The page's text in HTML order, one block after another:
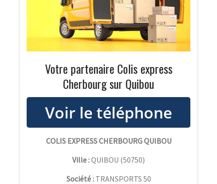
Votre partenaire Colis express
Cherbourg sur Quibou
COLIS EXPRESS CHERBOURG QUIBOU
Ville :QUIBOU (50750)
Société : TRANSPORTS 50